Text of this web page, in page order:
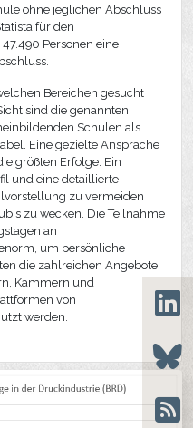
ohne jeglichen Abschluss
für den
Personen eine
Bereichen gesucht
sind die genannten
Schulen als
Eine gezielte Ansprache
größten Erfolge. Ein
und eine detaillierte
zu vermeiden
zu wecken. Die Teilnahme
an
um persönliche
die zahlreichen Angebote
Kammern und
von
werden.